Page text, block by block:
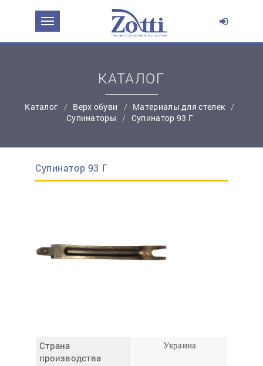
КАТАЛОГ
Каталог Верх обуви
Материалы для стелек
Супинаторы
Супинатор 93 Г
Супинатор 93 Г
Страна
производства
Украина
ЗАДАТЬ ВОПРОС О ПРОДУКТЕ
Эл. почта:*
Контактный телефон:*